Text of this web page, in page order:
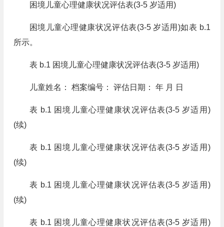
困境儿童心理健康状况评估表(3-5 岁适用)
困境儿童心理健康状况评估表(3-5 岁适用)如表 b.1
所示。
表 b.1 困境儿童心理健康状况评估表(3-5 岁适用)
儿童姓名： 档案编号： 评估日期： 年 月 日
表 b.1 困境儿童心理健康状况评估表(3-5 岁适用)
(续)
表 b.1 困境儿童心理健康状况评估表(3-5 岁适用)
(续)
表 b.1 困境儿童心理健康状况评估表(3-5 岁适用)
(续)
表 b.1 困境儿童心理健康状况评估表(3-5 岁适用)